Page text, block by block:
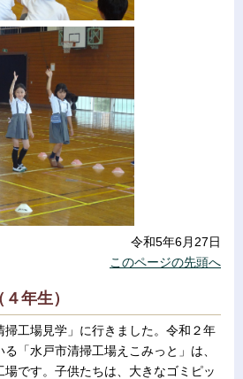
令和5年6月27日
このページの先頭へ
年生）
掃工場見学」に行きました。令和２年
「水戸市清掃工場えこみっと」は、
です。子供たちは、大きなゴミピッ